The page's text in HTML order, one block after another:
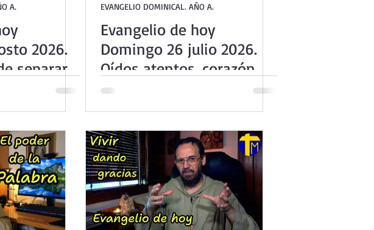
Esp. Cuaresma 2023
2024 Catecismo de la Iglesia Católica
Año C
A.
2026.
separar
(Mt
EVANGELIO DOMINICAL. AÑO A.
Evangelio de hoy
Domingo 26 julio 2026.
Oídos atentos, corazón
despierto (Mt 13,44-52)